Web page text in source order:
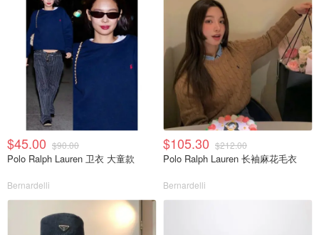
$45.00 $90.00
Polo Ralph Lauren 卫衣 大童款
Bernardelli
$105.30 $212.00
Polo Ralph Lauren 长袖麻花毛衣
Bernardelli